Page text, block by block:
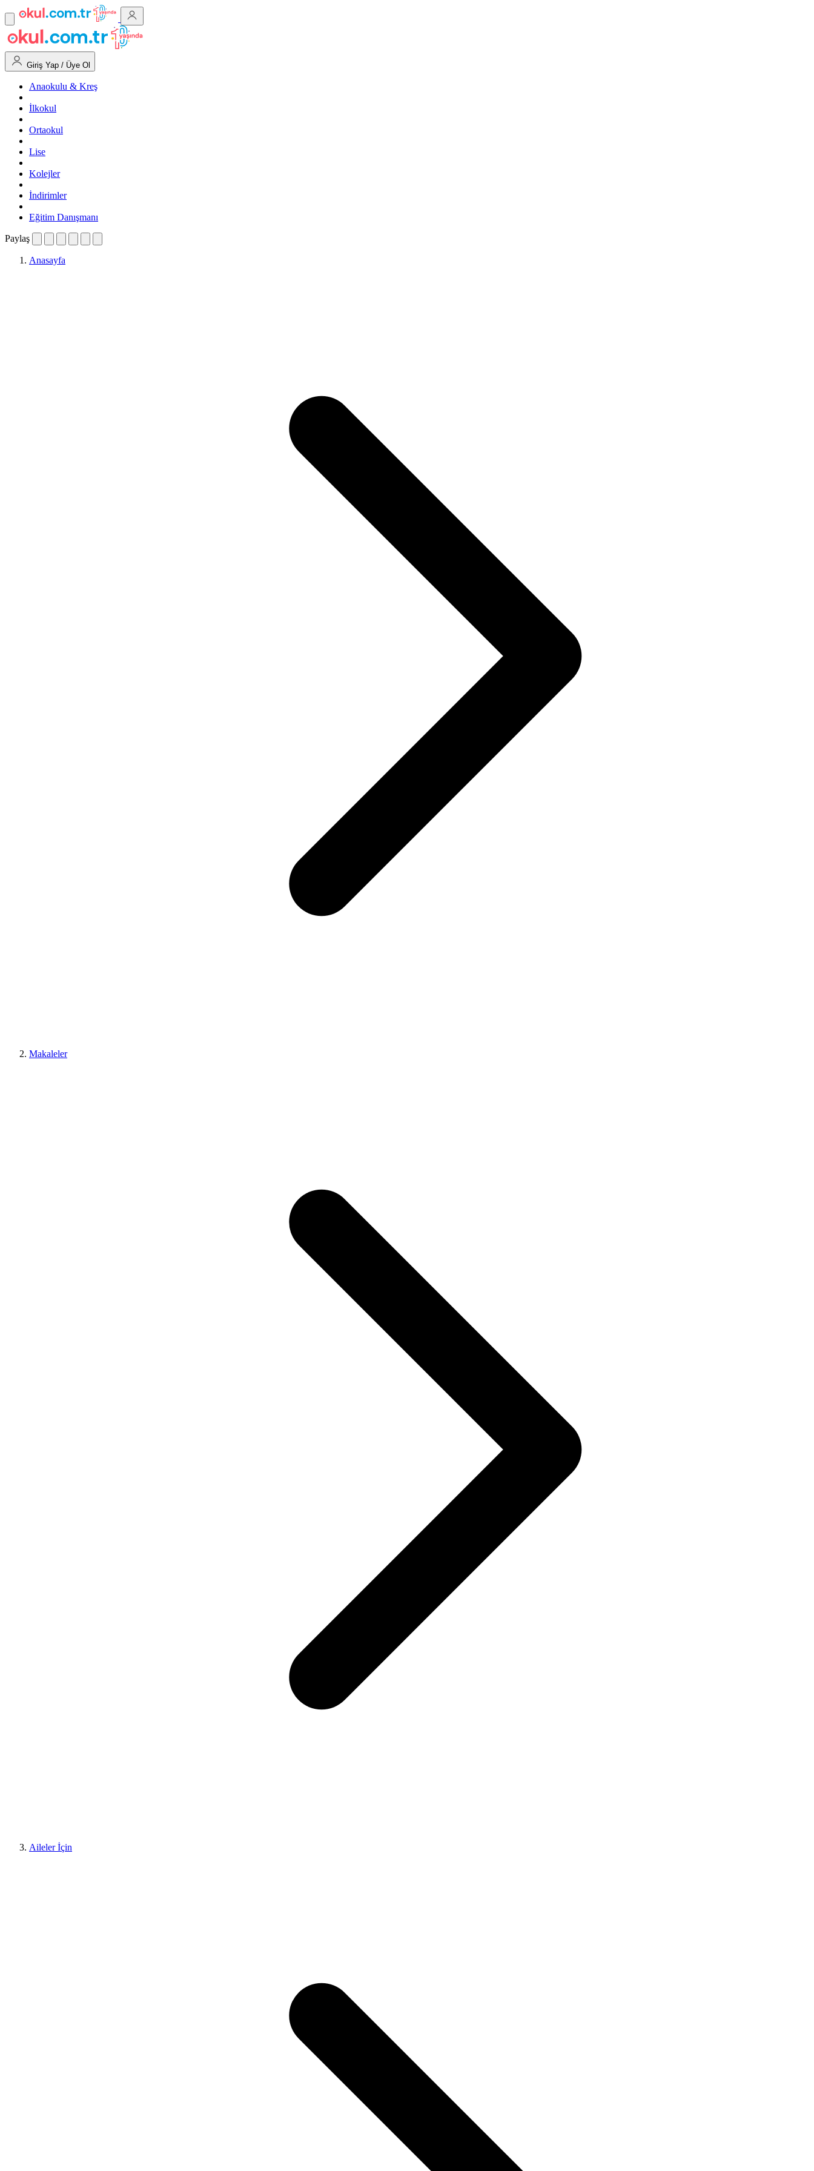
Giriş Yap / Üye Ol
Anaokulu & Kreş
İlkokul
Ortaokul
Lise
Kolejler
İndirimler
Eğitim Danışmanı
Paylaş
Anasayfa
Makaleler
Aileler İçin